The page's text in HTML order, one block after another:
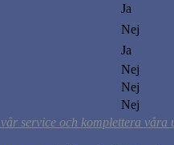
Ja
Nej
Ja
Nej
Nej
Nej
service och komplettera våra